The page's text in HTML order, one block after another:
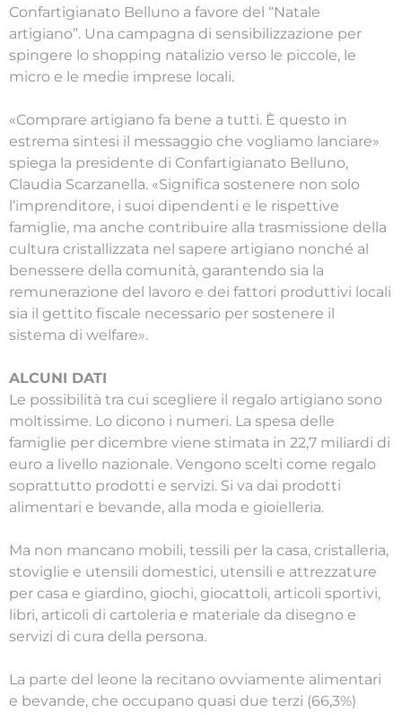
Confartigianato Belluno a favore del “Natale
artigiano”. Una campagna di sensibilizzazione per
spingere lo shopping natalizio verso le piccole, le
micro e le medie imprese locali.
«Comprare artigiano fa bene a tutti. È questo in
estrema sintesi il messaggio che vogliamo lanciare»
spiega la presidente di Confartigianato Belluno,
Claudia Scarzanella. «Significa sostenere non solo
l’imprenditore, i suoi dipendenti e le rispettive
famiglie, ma anche contribuire alla trasmissione della
cultura cristallizzata nel sapere artigiano nonché al
benessere della comunità, garantendo sia la
remunerazione del lavoro e dei fattori produttivi locali
sia il gettito fiscale necessario per sostenere il
sistema di welfare».
ALCUNI DATI
Le possibilità tra cui scegliere il regalo artigiano sono
moltissime. Lo dicono i numeri. La spesa delle
famiglie per dicembre viene stimata in 22,7 miliardi di
euro a livello nazionale. Vengono scelti come regalo
soprattutto prodotti e servizi. Si va dai prodotti
alimentari e bevande, alla moda e gioielleria.
Ma non mancano mobili, tessili per la casa, cristalleria,
stoviglie e utensili domestici, utensili e attrezzature
per casa e giardino, giochi, giocattoli, articoli sportivi,
libri, articoli di cartoleria e materiale da disegno e
servizi di cura della persona.
La parte del leone la recitano ovviamente alimentari
e bevande, che occupano quasi due terzi (66,3%)